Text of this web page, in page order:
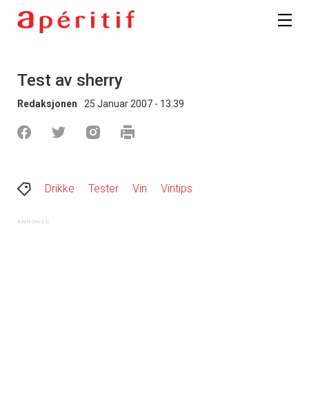
Test av sherry
Redaksjonen 25 Januar 2007 - 13:39
Drikke Tester Vin Vintips